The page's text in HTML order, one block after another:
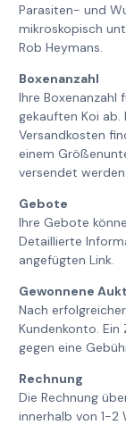
Parasiten- und
mikroskopisch
Rob Heymans.
Boxenanzahl
Ihre Boxenanzahl
gekauften Koi ab.
Versandkosten
einem
versendet werden.
Gebote
Ihre Gebote
Detaillierte
angefügten Link.
Gewonnene
Nach
Kundenkonto.
gegen eine
Rechnung
Die Rechnung
innerhalb von 1-2